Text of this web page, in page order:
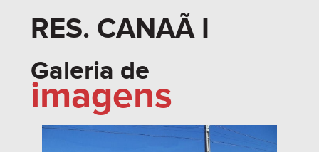
RES. CANAÃ I
Galeria de
imagens